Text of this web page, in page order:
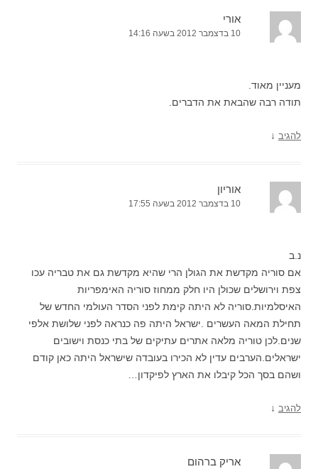
אורי
10 בדצמבר 2012 בשעה 14:16
מעניין מאוד.
תודה רבה שהבאת את הדברים.
להגיב ↓
אוריון
10 בדצמבר 2012 בשעה 17:55
נ.ב
אם סוריה מקדשת את הגולן הרי שהיא מקדשת גם את טבריה עכו
צפת וירושלים שכולן היו חלק ממחוז סוריה האימפריות
האיסלמיות.סוריה לא היתה קימת לפני הסדר העולמי החדש של
תחילת המאה העשרים .ישראל היתה פה כנראה לפני שלושת אלפי
שנים.לכן טוריה מלאה אתרים עתיקים של בתי כנסת וישובים
ישראלים.הערבים עדין לא הכירו בעובדה שישראל היתה כאן קודם
ושהם בסך הכל קיבלו את הארץ לפיקדון…
להגיב ↓
אריק ברהום